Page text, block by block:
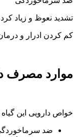
تشدید نعوظ و زیاد
کم کردن ادرار و
موارد مصرف
خواص دارویی این گیاه
ضد